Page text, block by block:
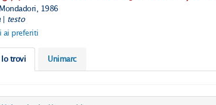
1986
| testo
ai preferiti
lo trovi Unimarc